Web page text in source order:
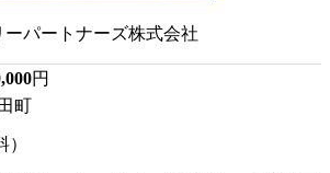
パートナーズ株式会社
円
町